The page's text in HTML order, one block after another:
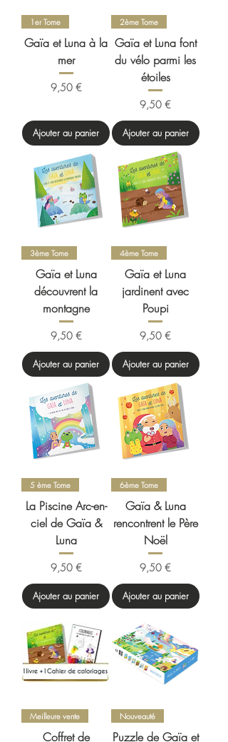
1er Tome
Gaïa et Luna à la
mer
Prix
9,50 €
Ajouter au panier
2ème Tome
Gaïa et Luna font
du vélo parmi les
étoiles
Prix
9,50 €
Ajouter au panier
3ème Tome
Gaïa et Luna
découvrent la
montagne
Prix
9,50 €
Ajouter au panier
4ème Tome
Gaïa et Luna
jardinent avec
Poupi
Prix
9,50 €
Ajouter au panier
5 ème Tome
La Piscine Arc-en-
ciel de Gaïa &
Luna
Prix
9,50 €
Ajouter au panier
6ème Tome
Gaïa & Luna
rencontrent le Père
Noël
Prix
9,50 €
Ajouter au panier
Meilleure vente
Coffret de
Nouveauté
Puzzle de Gaïa et